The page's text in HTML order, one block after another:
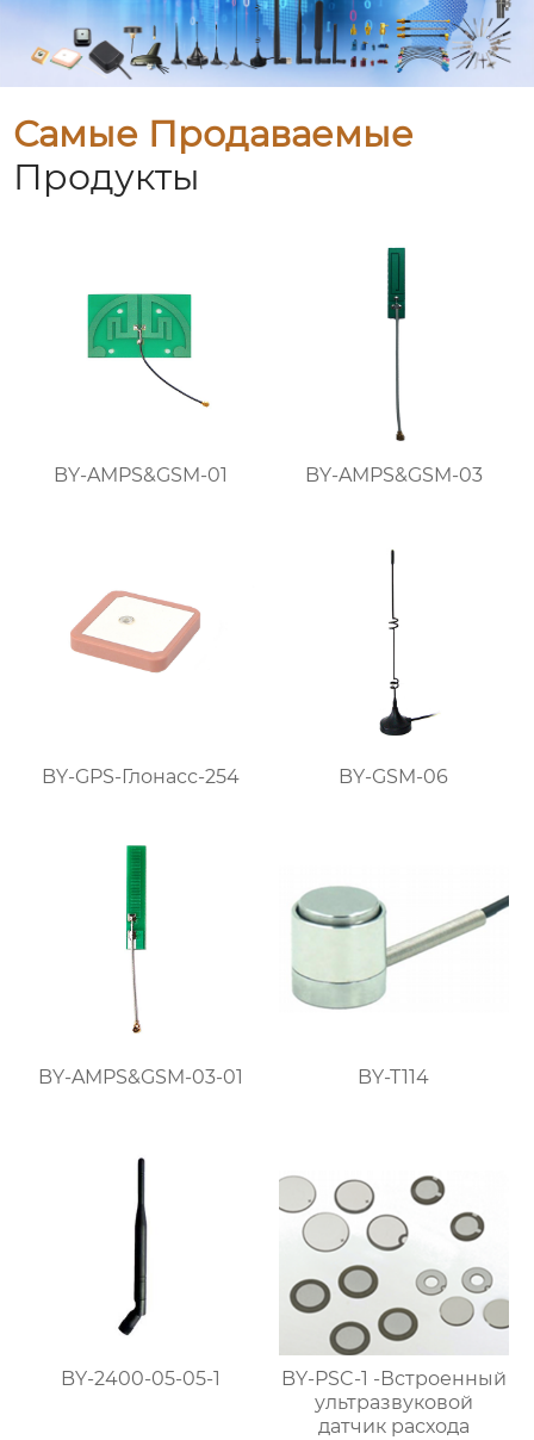
Самые Продаваемые
Продукты
BY-AMPS&GSM-01 BY-AMPS&GSM-03
BY-GPS-Глонасс-254 BY-GSM-06
BY-AMPS&GSM-03-01 BY-T114
BY-2400-05-05-1
BY-PSC-1 -Встроенный
ультразвуковой
датчик расхода